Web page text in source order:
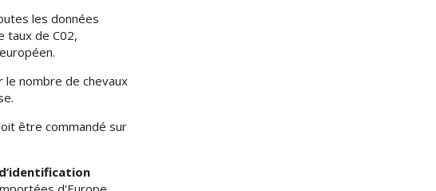
les données
taux de C02,
le nombre de chevaux
être commandé sur